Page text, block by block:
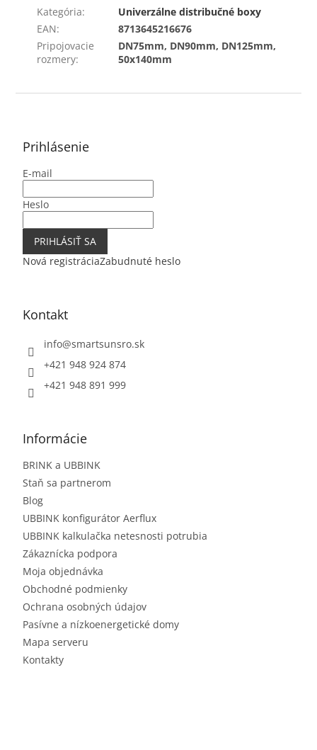
Kategória:
Univerzálne distribučné boxy
EAN:
8713645216676
Pripojovacie
rozmery:
DN75mm, DN90mm, DN125mm,
50x140mm
Prihlásenie
E-mail
Heslo
PRIHLÁSIŤ SA
Nová registráciaZabudnuté heslo
Kontakt
info@smartsunsro.sk
+421 948 924 874
+421 948 891 999
Informácie
BRINK a UBBINK
Staň sa partnerom
Blog
UBBINK konfigurátor Aerflux
UBBINK kalkulačka netesnosti potrubia
Zákaznícka podpora
Moja objednávka
Obchodné podmienky
Ochrana osobných údajov
Pasívne a nízkoenergetické domy
Mapa serveru
Kontakty